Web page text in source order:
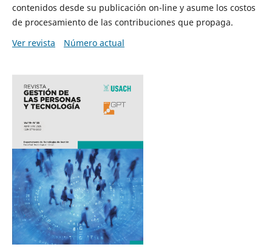
contenidos desde su publicación on-line y asume los costos
de procesamiento de las contribuciones que propaga.
Ver revista
Número actual